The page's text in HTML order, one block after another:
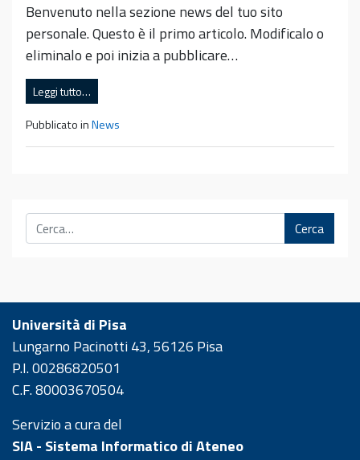
Benvenuto nella sezione news del tuo sito
personale. Questo è il primo articolo. Modificalo o
eliminalo e poi inizia a pubblicare…
Leggi tutto…
Pubblicato inNews
Cerca
Università di Pisa
Lungarno Pacinotti 43, 56126 Pisa
P.I. 00286820501
C.F. 80003670504
Servizio a cura del
SIA - Sistema Informatico di Ateneo